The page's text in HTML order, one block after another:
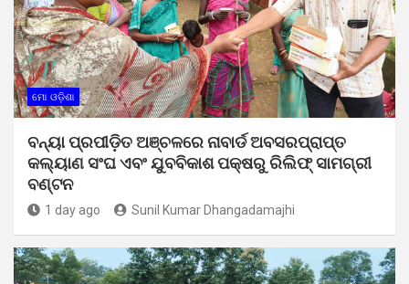
ମୋ ଓଡ଼ିଶା
ବନ୍ୟା ପ୍ରପୀଡ଼ିତ ଅଞ୍ଚଳରେ ନାବାର୍ଡ ଅବସରପ୍ରାପ୍ତ
କଲ୍ୟାଣ ସଂଘ ଏବଂ ଯୁବବିକାଶ ପକ୍ଷରୁ ରିଲିଫ୍ ସାମଗ୍ରୀ
ବଣ୍ଟନ
1 day ago Sunil Kumar Dhangadamajhi